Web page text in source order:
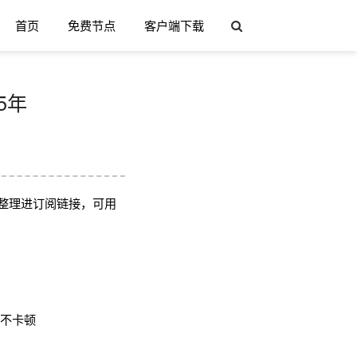
首页 免费节点 客户端下载
年
理进订阅链接，可用
卡顿